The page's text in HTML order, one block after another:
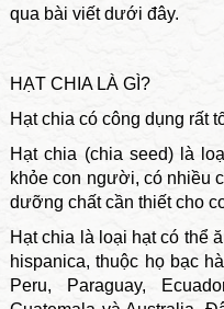
qua bài viết dưới đây.
HẠT CHIA LÀ GÌ?
Hạt chia có công dụng rất
Hạt chia (chia seed) là
khỏe con người, có nhiều
dưỡng chất cần thiết cho
Hạt chia là loại hạt có thể
hispanica, thuộc họ bạc
Peru, Paraguay,